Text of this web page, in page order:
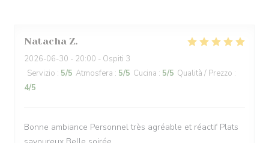
Natacha Z
2026-06-30 - 20:00 - Ospiti 3
Servizio : 5/5 Atmosfera : 5/5 Cucina : 5/5 Qualità / Prezzo :
4/5
Bonne ambiance Personnel très agréable et réactif Plats